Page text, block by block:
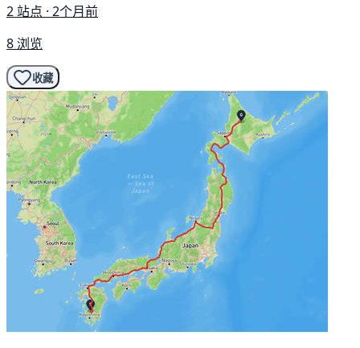
2 站点 · 2个月前
8 浏览
收藏